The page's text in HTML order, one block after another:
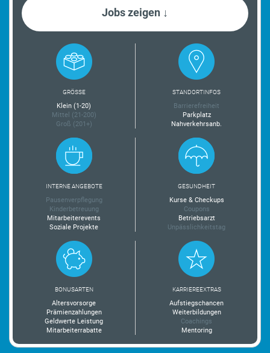
Jobs zeigen ↓
GRÖSSE
Klein (1-20)
Mittel (21-200)
Groß (201+)
STANDORTINFOS
Barrierefreiheit
Parkplatz
Nahverkehrsanb.
INTERNE ANGEBOTE
Pausenverpflegung
Kinderbetreuung
Mitarbeiterevents
Soziale Projekte
GESUNDHEIT
Kurse & Checkups
Coupons
Betriebsarzt
Unpässlichkeitstag
BONUSARTEN
Altersvorsorge
Prämienzahlungen
Geldwerte Leistung
Mitarbeiterrabatte
KARRIEREEXTRAS
Aufstiegschancen
Weiterbildungen
Coachings
Mentoring